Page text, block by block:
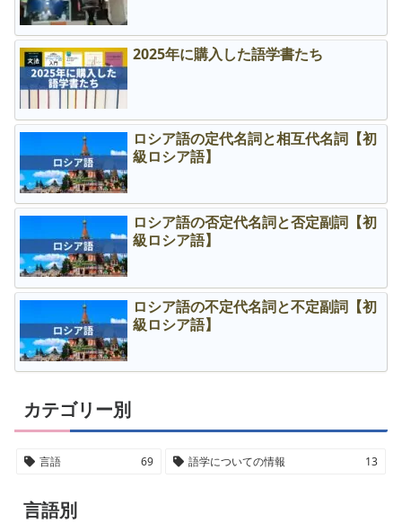
2025年に購入した語学書たち
ロシア語の定代名詞と相互代名詞【初
級ロシア語】
ロシア語の否定代名詞と否定副詞【初
級ロシア語】
ロシア語の不定代名詞と不定副詞【初
級ロシア語】
カテゴリー別
言語 69 語学についての情報 13
言語別